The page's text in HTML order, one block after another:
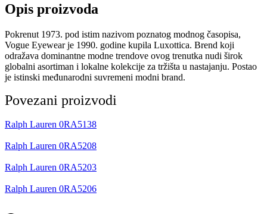
Opis proizvoda
Pokrenut 1973. pod istim nazivom poznatog modnog časopisa,
Vogue Eyewear je 1990. godine kupila Luxottica. Brend koji
odražava dominantne modne trendove ovog trenutka nudi širok
globalni asortiman i lokalne kolekcije za tržišta u nastajanju. Postao
je istinski međunarodni suvremeni modni brand.
Povezani proizvodi
Ralph Lauren 0RA5138
Ralph Lauren 0RA5208
Ralph Lauren 0RA5203
Ralph Lauren 0RA5206